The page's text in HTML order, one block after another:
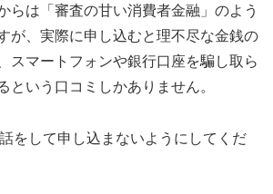
らは「審査の甘い消費者金融」のよう
が、実際に申し込むと理不尽な金銭の
スマートフォンや銀行口座を騙し取ら
という口コミしかありません。
をして申し込まないようにしてくだ